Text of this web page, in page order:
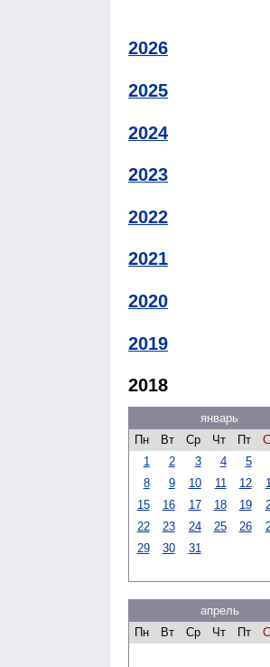
2026
2025
2024
2023
2022
2021
2020
2019
2018
январь
Пн
Вт Ср Чт Пт
1
2 3 4 5
8
9 10 11 12
15
16 17 18 19
22
23 24 25 26
29
30 31
апрель
Пн
Вт Ср Чт Пт